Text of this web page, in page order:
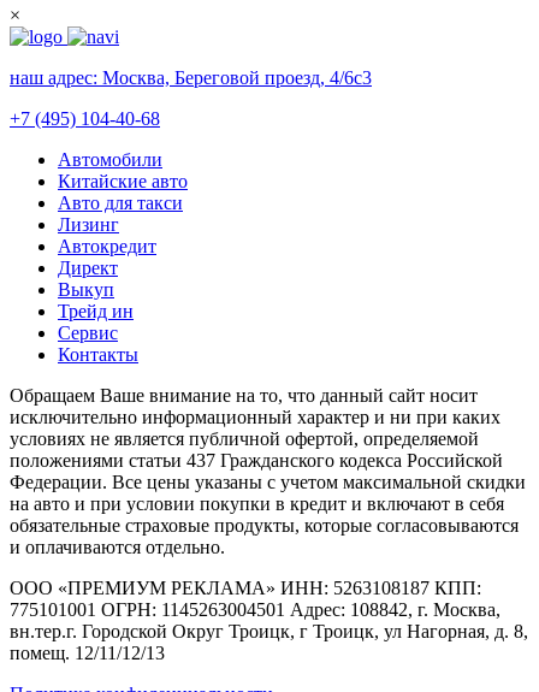
×
наш адрес: Москва, Береговой проезд, 4/6с3
+7 (495) 104-40-68
Автомобили
Китайские авто
Авто для такси
Лизинг
Автокредит
Директ
Выкуп
Трейд ин
Сервис
Контакты
Обращаем Ваше внимание на то, что данный сайт носит
исключительно информационный характер и ни при каких
условиях не является публичной офертой, определяемой
положениями статьи 437 Гражданского кодекса Российской
Федерации. Все цены указаны с учетом максимальной скидки
на авто и при условии покупки в кредит и включают в себя
обязательные страховые продукты, которые согласовываются
и оплачиваются отдельно.
ООО «ПРЕМИУМ РЕКЛАМА» ИНН: 5263108187 КПП:
775101001 ОГРН: 1145263004501 Адрес: 108842, г. Москва,
вн.тер.г. Городской Округ Троицк, г Троицк, ул Нагорная, д. 8,
помещ. 12/11/12/13